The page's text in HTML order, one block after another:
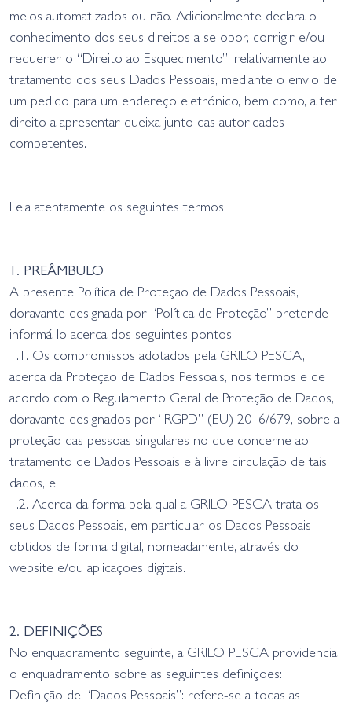
meios automatizados ou não. Adicionalmente declara o
conhecimento dos seus direitos a se opor, corrigir e/ou
requerer o “Direito ao Esquecimento”, relativamente ao
tratamento dos seus Dados Pessoais, mediante o envio de
um pedido para um endereço eletrónico, bem como, a ter
direito a apresentar queixa junto das autoridades
competentes.
Leia atentamente os seguintes termos:
1. PREÂMBULO
A presente Política de Proteção de Dados Pessoais,
doravante designada por “Política de Proteção” pretende
informá-lo acerca dos seguintes pontos:
1.1. Os compromissos adotados pela GRILO PESCA,
acerca da Proteção de Dados Pessoais, nos termos e de
acordo com o Regulamento Geral de Proteção de Dados,
doravante designados por “RGPD” (EU) 2016/679, sobre a
proteção das pessoas singulares no que concerne ao
tratamento de Dados Pessoais e à livre circulação de tais
dados, e;
1.2. Acerca da forma pela qual a GRILO PESCA trata os
seus Dados Pessoais, em particular os Dados Pessoais
obtidos de forma digital, nomeadamente, através do
website e/ou aplicações digitais.
2. DEFINIÇÕES
No enquadramento seguinte, a GRILO PESCA providencia
o enquadramento sobre as seguintes definições:
Definição de “Dados Pessoais”: refere-se a todas as